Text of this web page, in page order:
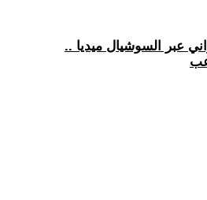
عبر السوشيال ميديا ..